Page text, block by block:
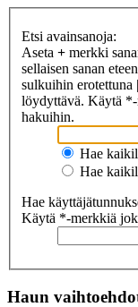
Etsi avainsanoja:
Aseta + merkki
sellaisen sanan
sulkuihin erotettuna |
löydyttävä. Käytä
hakuihin.
Hae
Hae
Hae
Käytä *-merkkiä
Haun